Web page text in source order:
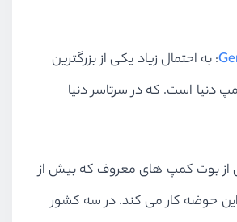
: به احتمال زیاد یکی از بزرگترین
دنیا است. که در سرتاسر دنیا
از بوت کمپ های معروف که بیش از
این حوضه کار می کند. در سه کشور